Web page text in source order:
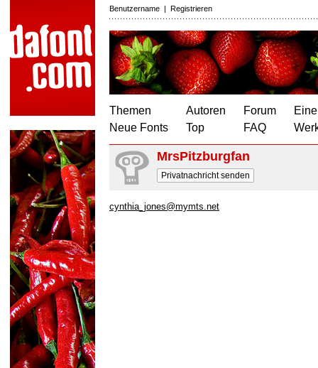
Benutzername | Registrieren
Themen
Neue Fonts
Autoren
Top
Forum
FAQ
MrsPitzburgfan
Privatnachricht senden
cynthia_jones@mymts.net